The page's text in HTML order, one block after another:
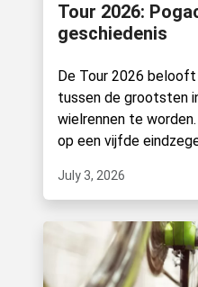
Tour 2026:
geschiedenis
De Tour 2026 belooft
tussen de grootsten
wielrennen te
op een vijfde
July 3, 2026